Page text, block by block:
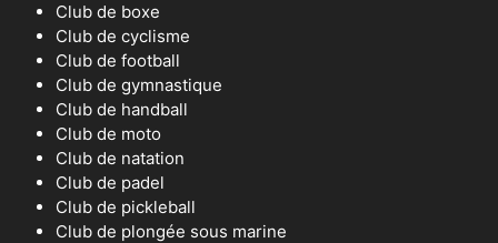
Club de boxe
Club de cyclisme
Club de football
Club de gymnastique
Club de handball
Club de moto
Club de natation
Club de padel
Club de pickleball
Club de plongée sous marine